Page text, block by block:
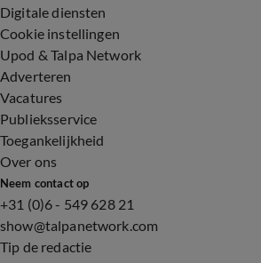
Digitale diensten
Cookie instellingen
Upod & Talpa Network
Adverteren
Vacatures
Publieksservice
Toegankelijkheid
Over ons
Neem contact op
+31 (0)6 - 549 628 21
show@talpanetwork.com
Tip de redactie